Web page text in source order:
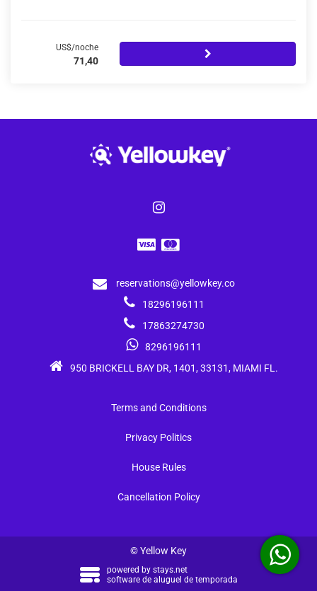
US$/noche
71,40
reservations@yellowkey.co
18296196111
17863274730
8296196111
950 BRICKELL BAY DR, 1401, 33131, MIAMI FL.
Terms and Conditions
Privacy Politics
House Rules
Cancellation Policy
© Yellow Key
powered by stays.net
software de aluguel de temporada